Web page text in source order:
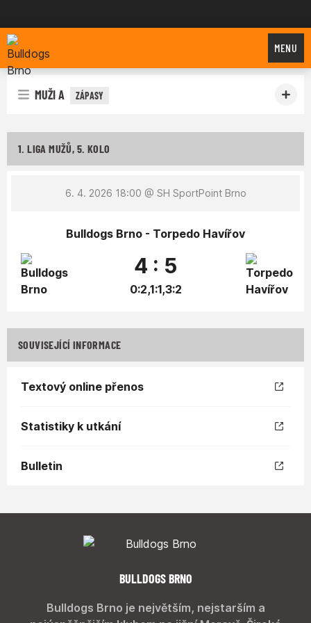
Bulldogs Brno
MENU
MUŽI A ZÁPASY
1. LIGA MUŽŮ, 5. KOLO
6. 4. 2026 18:00 @ SH SportPoint Brno
Bulldogs Brno - Torpedo Havířov
4 : 5
0:2,1:1,3:2
SOUVISEJÍCÍ INFORMACE
Textový online přenos
Statistiky k utkání
Bulletin
BULLDOGS BRNO
Bulldogs Brno je největším, nejstarším a